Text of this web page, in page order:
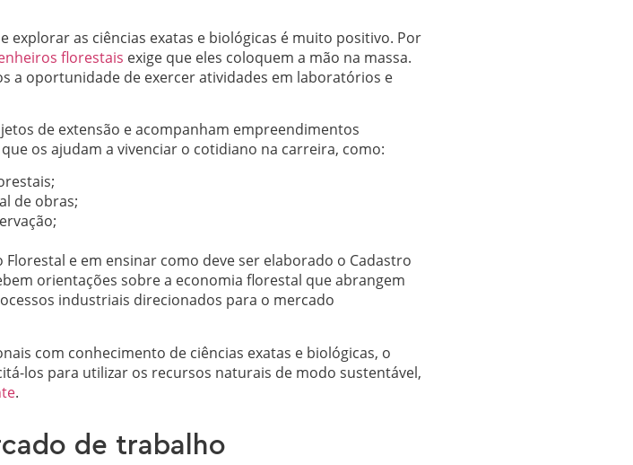
as ciências exatas e biológicas é muito positivo. Por
florestais exige que eles coloquem a mão na massa.
a oportunidade de exercer atividades em laboratórios e
de extensão e acompanham empreendimentos
os ajudam a vivenciar o cotidiano na carreira, como:
de obras;
e em ensinar como deve ser elaborado o Cadastro
orientações sobre a economia florestal que abrangem
industriais direcionados para o mercado
com conhecimento de ciências exatas e biológicas, o
los para utilizar os recursos naturais de modo sustentável,
.
de trabalho